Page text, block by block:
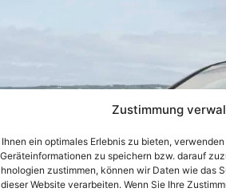
Zustimmung
Ihnen ein optimales Erlebnis zu bieten,
zu speichern bzw. darauf
zustimmen, können wir Daten wie das
Website verarbeiten. Wenn Sie Ihre